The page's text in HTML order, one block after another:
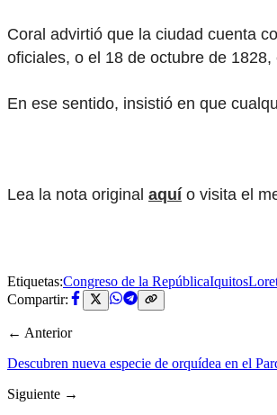
Coral advirtió que la ciudad cuenta
oficiales, o el 18 de octubre de
En ese sentido, insistió en que
Lea la nota original aquío visita el
Etiquetas:Congreso de la RepúblicaIquitos
Compartir:
← Anterior
Descubren nueva especie de orquídea en el
Siguiente →